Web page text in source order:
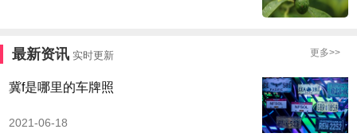
最新资讯 实时更新 更多>>
冀f是哪里的车牌照
2021-06-18